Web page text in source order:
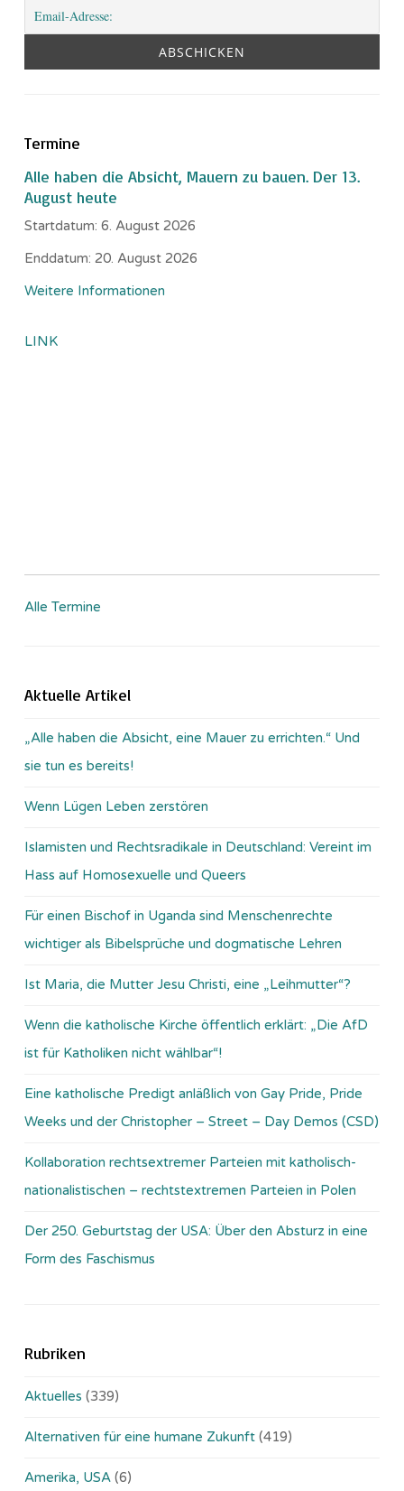
Termine
Alle haben die Absicht, Mauern zu bauen. Der 13.
August heute
Startdatum: 6. August 2026
Enddatum: 20. August 2026
Weitere Informationen
LINK
Alle Termine
Aktuelle Artikel
„Alle haben die Absicht, eine Mauer zu errichten.“ Und
sie tun es bereits!
Wenn Lügen Leben zerstören
Islamisten und Rechtsradikale in Deutschland: Vereint im
Hass auf Homosexuelle und Queers
Für einen Bischof in Uganda sind Menschenrechte
wichtiger als Bibelsprüche und dogmatische Lehren
Ist Maria, die Mutter Jesu Christi, eine „Leihmutter“?
Wenn die katholische Kirche öffentlich erklärt: „Die AfD
ist für Katholiken nicht wählbar“!
Eine katholische Predigt anläßlich von Gay Pride, Pride
Weeks und der Christopher – Street – Day Demos (CSD)
Kollaboration rechtsextremer Parteien mit katholisch-
nationalistischen – rechtstextremen Parteien in Polen
Der 250. Geburtstag der USA: Über den Absturz in eine
Form des Faschismus
Rubriken
Aktuelles (339)
Alternativen für eine humane Zukunft (419)
Amerika, USA (6)